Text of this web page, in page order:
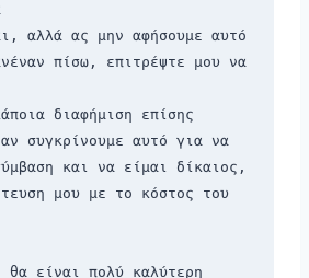
πίσω, επιτρέψτε μου να
διαφήμιση επίσης
και να είμαι δίκαιος,
μου με το κόστος του